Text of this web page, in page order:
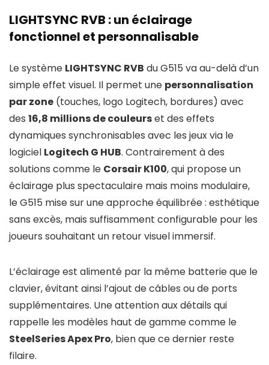
LIGHTSYNC RVB : un éclairage
fonctionnel et personnalisable
Le système LIGHTSYNC RVB du G515 va au-delà d’un
simple effet visuel. Il permet une personnalisation
par zone (touches, logo Logitech, bordures) avec
des 16,8 millions de couleurset des effets
dynamiques synchronisables avec les jeux via le
logiciel Logitech G HUB. Contrairement à des
solutions comme le Corsair K100, qui propose un
éclairage plus spectaculaire mais moins modulaire,
le G515 mise sur une approche équilibrée : esthétique
sans excès, mais suffisamment configurable pour les
joueurs souhaitant un retour visuel immersif.
L’éclairage est alimenté par la même batterie que le
clavier, évitant ainsi l’ajout de câbles ou de ports
supplémentaires. Une attention aux détails qui
rappelle les modèles haut de gamme comme le
SteelSeries Apex Pro, bien que ce dernier reste
filaire.